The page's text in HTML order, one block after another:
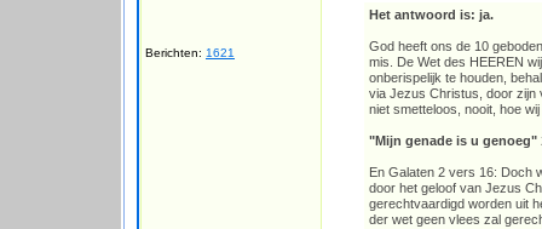
Berichten: 1621
Het antwoord is: ja.
God heeft ons de 10
mis. De Wet des HEEREN
onberispelijk te houden,
via Jezus Christus, door zijn
niet smetteloos, nooit, hoe
"Mijn genade is u genoeg"
En Galaten 2 vers 16: Doch
door het geloof van Jezus
gerechtvaardigd worden uit
der wet geen vlees zal